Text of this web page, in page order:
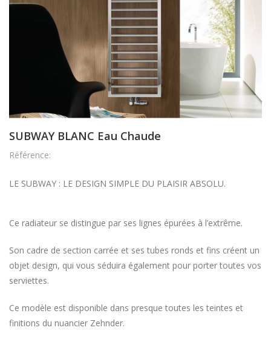
SUBWAY BLANC Eau Chaude
Référence:
LE SUBWAY : LE DESIGN SIMPLE DU PLAISIR ABSOLU.
Ce radiateur se distingue par ses lignes épurées à l’extrême.
Son cadre de section carrée et ses tubes ronds et fins créent un
objet design, qui vous séduira également pour porter toutes vos
serviettes.
Ce modèle est disponible dans presque toutes les teintes et
finitions du nuancier Zehnder.